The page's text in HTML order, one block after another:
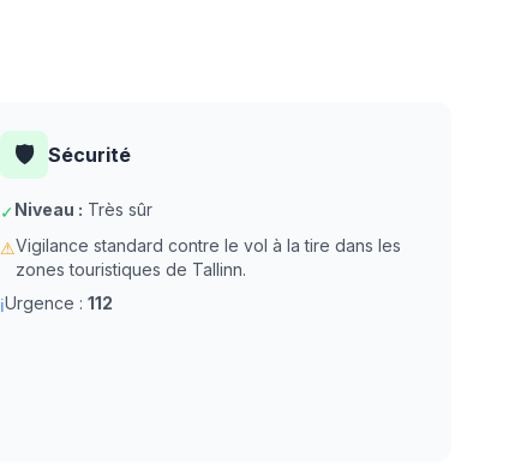
🛡️ Sécurité
✓Niveau : Très sûr
⚠Vigilance standard contre le vol à la tire dans les
zones touristiques de Tallinn.
ℹUrgence : 112